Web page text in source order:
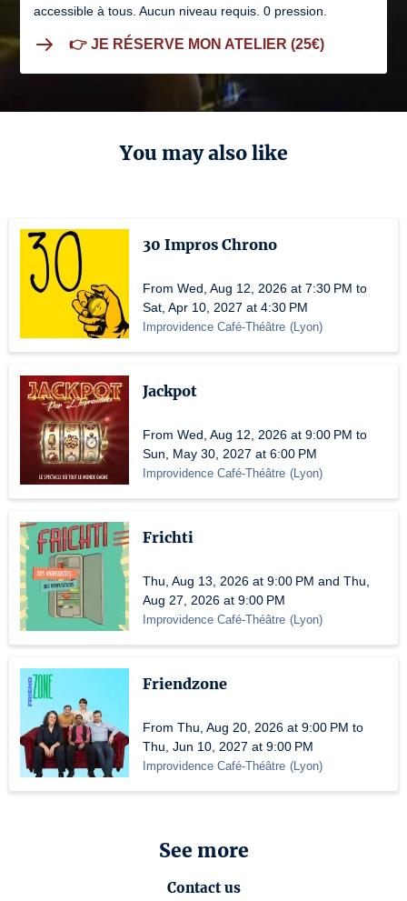
You may also like
30 Impros Chrono
From Wed, Aug 12, 2026 at 7:30 PM to
Sat, Apr 10, 2027 at 4:30 PM
Improvidence Café-Théâtre (Lyon)
Jackpot
From Wed, Aug 12, 2026 at 9:00 PM to
Sun, May 30, 2027 at 6:00 PM
Improvidence Café-Théâtre (Lyon)
Frichti
Thu, Aug 13, 2026 at 9:00 PM and Thu,
Aug 27, 2026 at 9:00 PM
Improvidence Café-Théâtre (Lyon)
Friendzone
From Thu, Aug 20, 2026 at 9:00 PM to
Thu, Jun 10, 2027 at 9:00 PM
Improvidence Café-Théâtre (Lyon)
accessible à tous. Aucun niveau requis. 0 pression.
👉 JE RÉSERVE MON ATELIER (25€)
See more
Contact us